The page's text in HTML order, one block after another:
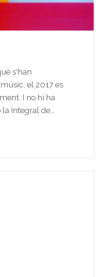
s'han
el 2017 es
I no hi ha
Integral de…